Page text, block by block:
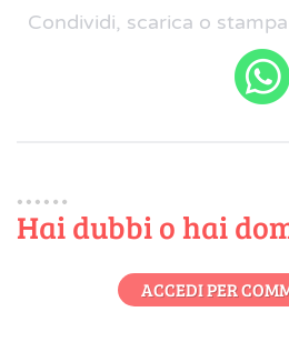
Condividi, scarica o
Hai dubbi o hai
ACCEDI PER